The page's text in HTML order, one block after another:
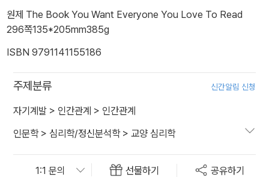
원제 The Book You Want Everyone You Love To Read
296쪽135*205mm385g
ISBN 9791141155186
주제분류 신간알림 신청
자기계발 > 인간관계 > 인간관계
인문학> 심리학/정신분석학> 교양 심리학
선물하기 공유하기